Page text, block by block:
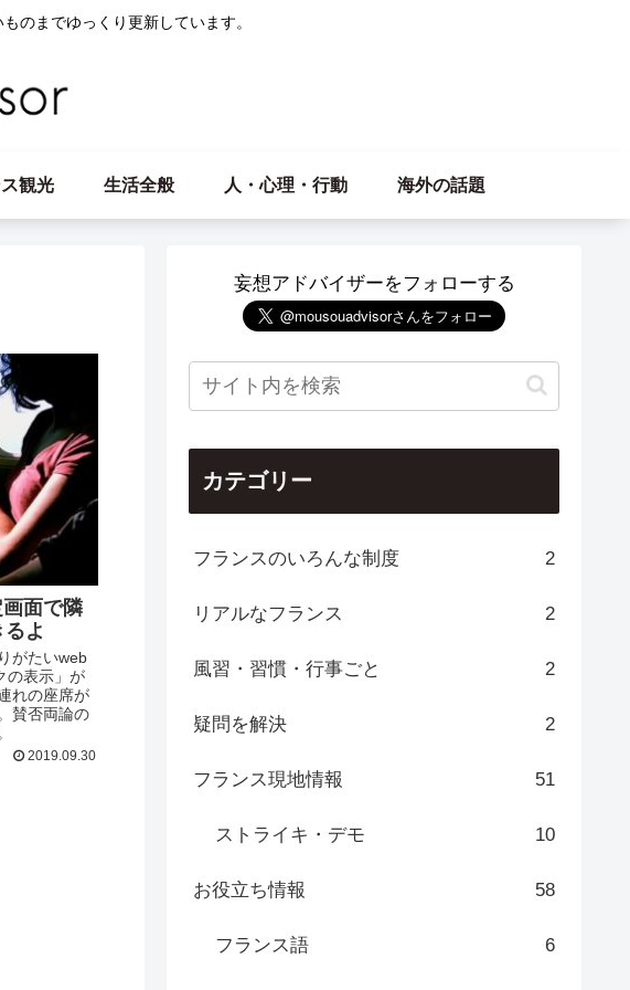
のまでゆっくり更新しています。
観光 生活全般 人・心理・行動 海外の話題
面で隣
よ
がたいweb
の表示」が
れの座席が
賛否両論の
2019.09.30
妄想アドバイザーをフォローする
カテゴリー
フランスのいろんな制度 2
リアルなフランス 2
風習・習慣・行事ごと 2
疑問を解決 2
フランス現地情報 51
ストライキ・デモ 10
お役立ち情報 58
フランス語 6